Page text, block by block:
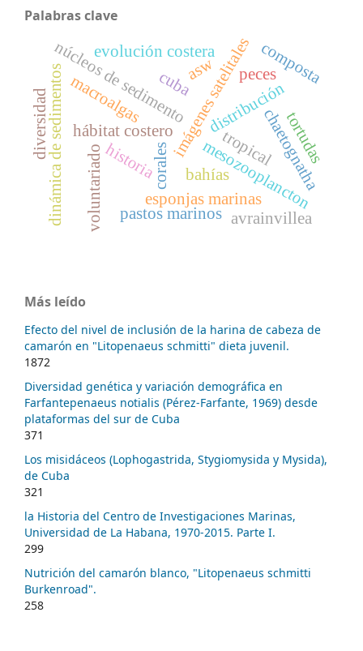
Palabras clave
imágenes satelitales
núcleos de sedimento
dinámica de sedimentos
evolución costera
cuba
mesozooplancton
chaetognatha
hábitat costero
diversidad distribución
tropical
macroalgas
corales
peces
esponjas marinas
historia
pastos marinos
voluntariado
composta
asw
tortudas
bahías
avrainvillea
Más leído
Efecto del nivel de inclusión de la harina de cabeza de
camarón en "Litopenaeus schmitti" dieta juvenil.
1872
Diversidad genética y variación demográfica en
Farfantepenaeus notialis (Pérez-Farfante, 1969) desde
plataformas del sur de Cuba
371
Los misidáceos (Lophogastrida, Stygiomysida y Mysida),
de Cuba
321
la Historia del Centro de Investigaciones Marinas,
Universidad de La Habana, 1970-2015. Parte I.
299
Nutrición del camarón blanco, "Litopenaeus schmitti
Burkenroad".
258